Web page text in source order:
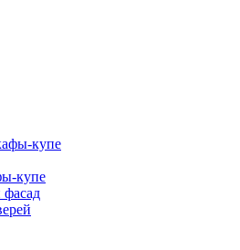
купе
купе
фасад